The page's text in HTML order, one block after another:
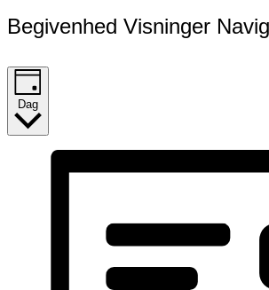
Begivenhed Visninger
Dag